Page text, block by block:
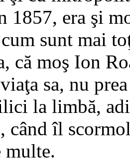
1857, era şi
sunt mai
că moş Ion
sa, nu
la limbă,
când îl
multe.